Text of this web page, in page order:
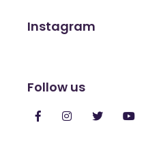
Instagram
Follow us